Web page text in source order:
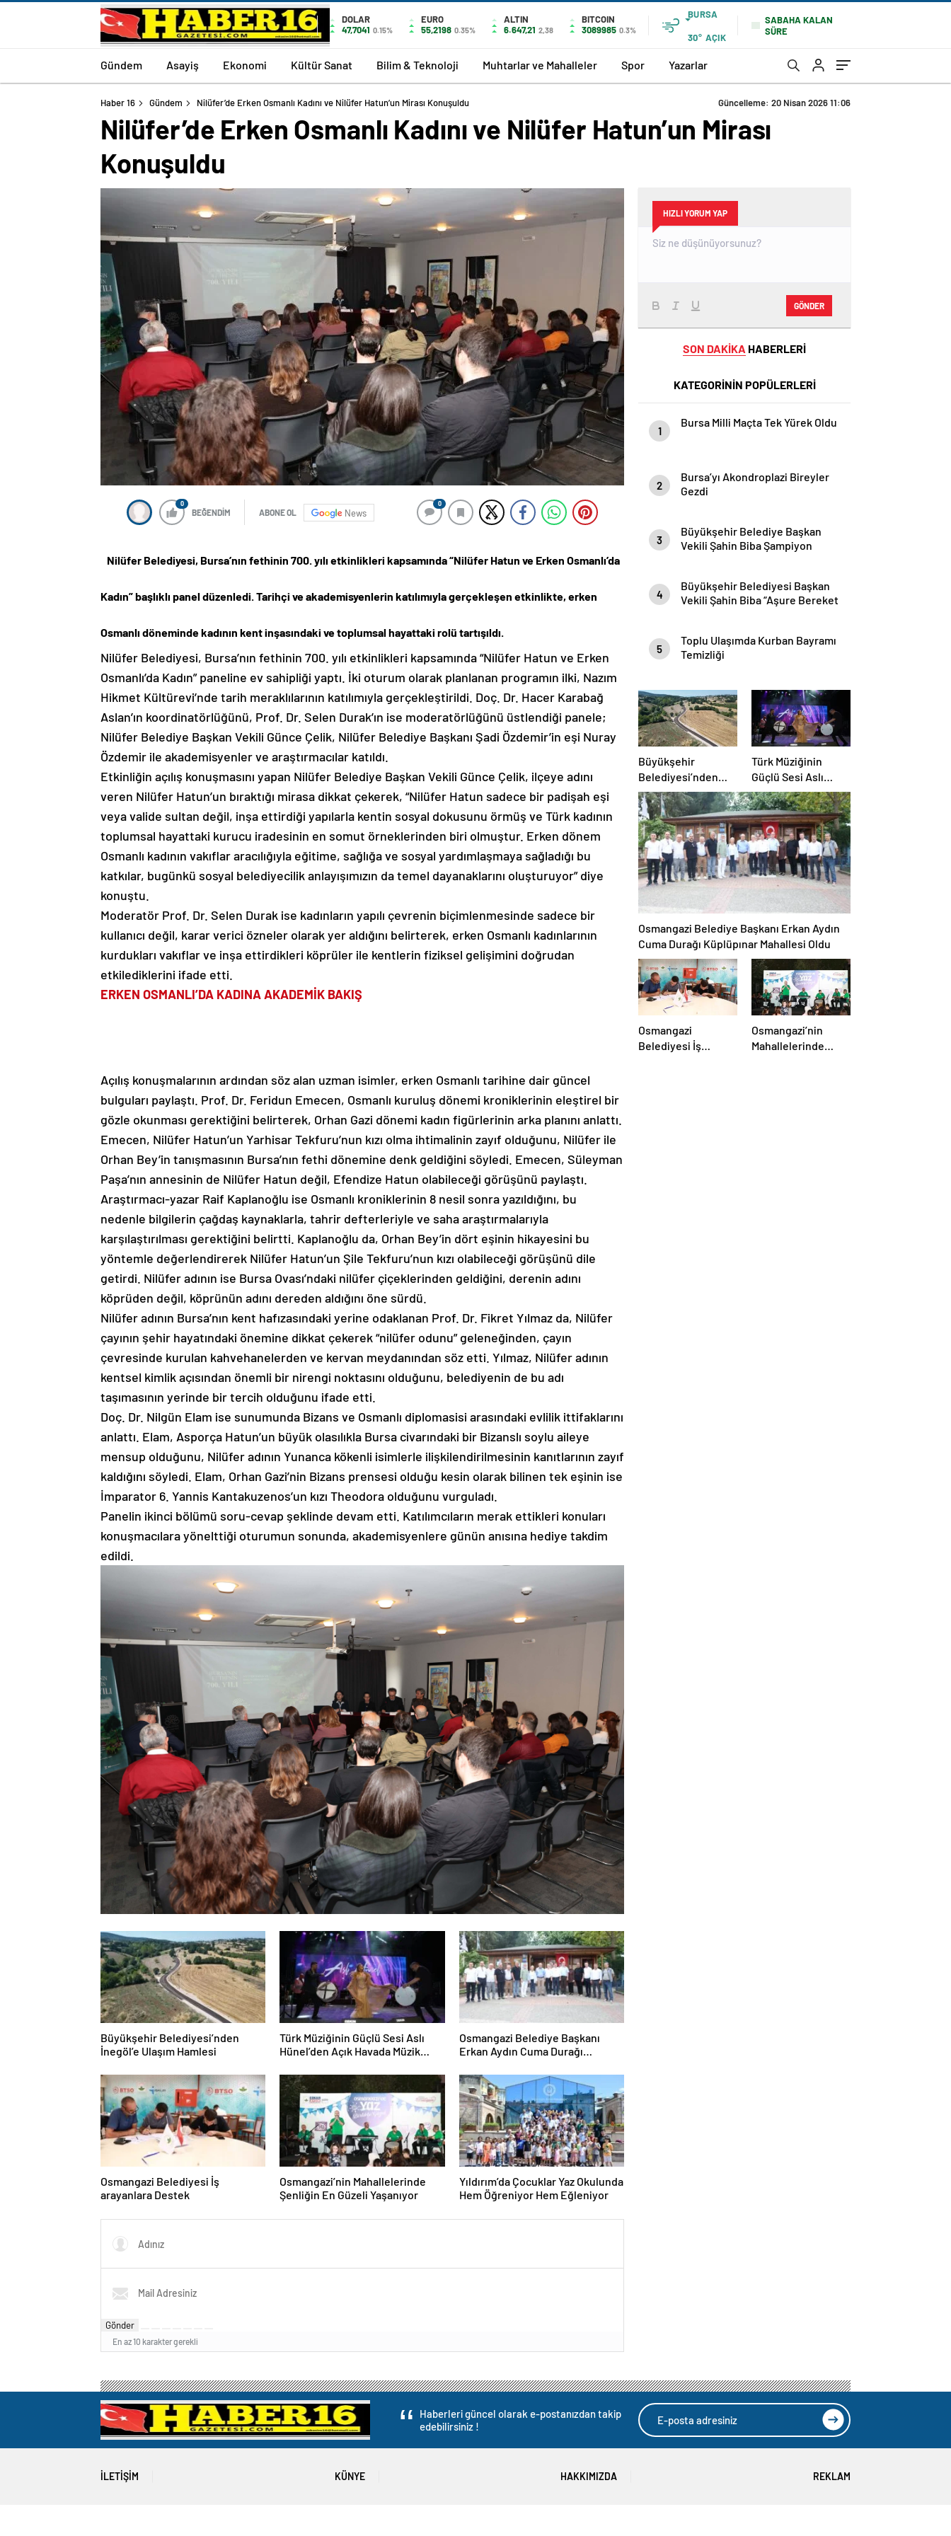
DOLAR
47,7041 0.15%
EURO
55,2198 0.35%
ALTIN
6.647,21 2,38
BITCOIN
3089985 0.3%
BURSA
30° AÇIK
SABAHA KALAN
SÜRE
Gündem Asayiş Ekonomi Kültür Sanat Bilim & Teknoloji Muhtarlar ve Mahalleler Spor Yazarlar
Haber 16 Gündem Nilüfer’de Erken Osmanlı Kadını ve Nilüfer Hatun’un Mirası Konuşuldu Güncelleme: 20 Nisan 2026 11:06
Nilüfer’de Erken Osmanlı Kadını ve Nilüfer Hatun’un Mirası
Konuşuldu
0
BEĞENDİM ABONE OL News
0
Nilüfer Belediyesi, Bursa’nın fethinin 700. yılı etkinlikleri kapsamında “Nilüfer Hatun ve Erken Osmanlı’da
Kadın” başlıklı panel düzenledi. Tarihçi ve akademisyenlerin katılımıyla gerçekleşen etkinlikte, erken
Osmanlı döneminde kadının kent inşasındaki ve toplumsal hayattaki rolü tartışıldı.
Nilüfer Belediyesi, Bursa’nın fethinin 700. yılı etkinlikleri kapsamında “Nilüfer Hatun ve Erken
Osmanlı’da Kadın” paneline ev sahipliği yaptı. İki oturum olarak planlanan programın ilki, Nazım
Hikmet Kültürevi’nde tarih meraklılarının katılımıyla gerçekleştirildi. Doç. Dr. Hacer Karabağ
Aslan’ın koordinatörlüğünü, Prof. Dr. Selen Durak’ın ise moderatörlüğünü üstlendiği panele;
Nilüfer Belediye Başkan Vekili Günce Çelik, Nilüfer Belediye Başkanı Şadi Özdemir’in eşi Nuray
Özdemir ile akademisyenler ve araştırmacılar katıldı.
Etkinliğin açılış konuşmasını yapan Nilüfer Belediye Başkan Vekili Günce Çelik, ilçeye adını
veren Nilüfer Hatun’un bıraktığı mirasa dikkat çekerek, “Nilüfer Hatun sadece bir padişah eşi
veya valide sultan değil, inşa ettirdiği yapılarla kentin sosyal dokusunu örmüş ve Türk kadının
toplumsal hayattaki kurucu iradesinin en somut örneklerinden biri olmuştur. Erken dönem
Osmanlı kadının vakıflar aracılığıyla eğitime, sağlığa ve sosyal yardımlaşmaya sağladığı bu
katkılar, bugünkü sosyal belediyecilik anlayışımızın da temel dayanaklarını oluşturuyor” diye
konuştu.
Moderatör Prof. Dr. Selen Durak ise kadınların yapılı çevrenin biçimlenmesinde sadece bir
kullanıcı değil, karar verici özneler olarak yer aldığını belirterek, erken Osmanlı kadınlarının
kurdukları vakıflar ve inşa ettirdikleri köprüler ile kentlerin fiziksel gelişimini doğrudan
etkilediklerini ifade etti.
ERKEN OSMANLI’DA KADINA AKADEMİK BAKIŞ
Açılış konuşmalarının ardından söz alan uzman isimler, erken Osmanlı tarihine dair güncel
bulguları paylaştı. Prof. Dr. Feridun Emecen, Osmanlı kuruluş dönemi kroniklerinin eleştirel bir
gözle okunması gerektiğini belirterek, Orhan Gazi dönemi kadın figürlerinin arka planını anlattı.
Emecen, Nilüfer Hatun’un Yarhisar Tekfuru’nun kızı olma ihtimalinin zayıf olduğunu, Nilüfer ile
Orhan Bey’in tanışmasının Bursa’nın fethi dönemine denk geldiğini söyledi. Emecen, Süleyman
Paşa’nın annesinin de Nilüfer Hatun değil, Efendize Hatun olabileceği görüşünü paylaştı.
Araştırmacı-yazar Raif Kaplanoğlu ise Osmanlı kroniklerinin 8 nesil sonra yazıldığını, bu
nedenle bilgilerin çağdaş kaynaklarla, tahrir defterleriyle ve saha araştırmalarıyla
karşılaştırılması gerektiğini belirtti. Kaplanoğlu da, Orhan Bey’in dört eşinin hikayesini bu
yöntemle değerlendirerek Nilüfer Hatun’un Şile Tekfuru’nun kızı olabileceği görüşünü dile
getirdi. Nilüfer adının ise Bursa Ovası’ndaki nilüfer çiçeklerinden geldiğini, derenin adını
köprüden değil, köprünün adını dereden aldığını öne sürdü.
Nilüfer adının Bursa’nın kent hafızasındaki yerine odaklanan Prof. Dr. Fikret Yılmaz da, Nilüfer
çayının şehir hayatındaki önemine dikkat çekerek “nilüfer odunu” geleneğinden, çayın
çevresinde kurulan kahvehanelerden ve kervan meydanından söz etti. Yılmaz, Nilüfer adının
kentsel kimlik açısından önemli bir nirengi noktasını olduğunu, belediyenin de bu adı
taşımasının yerinde bir tercih olduğunu ifade etti.
Doç. Dr. Nilgün Elam ise sunumunda Bizans ve Osmanlı diplomasisi arasındaki evlilik ittifaklarını
anlattı. Elam, Asporça Hatun’un büyük olasılıkla Bursa civarındaki bir Bizanslı soylu aileye
mensup olduğunu, Nilüfer adının Yunanca kökenli isimlerle ilişkilendirilmesinin kanıtlarının zayıf
kaldığını söyledi. Elam, Orhan Gazi’nin Bizans prensesi olduğu kesin olarak bilinen tek eşinin ise
İmparator 6. Yannis Kantakuzenos’un kızı Theodora olduğunu vurguladı.
Panelin ikinci bölümü soru-cevap şeklinde devam etti. Katılımcıların merak ettikleri konuları
konuşmacılara yönelttiği oturumun sonunda, akademisyenlere günün anısına hediye takdim
edildi.
Büyükşehir Belediyesi’nden
İnegöl’e Ulaşım Hamlesi
Türk Müziğinin Güçlü Sesi Aslı
Hünel’den Açık Havada Müzik
Osmangazi Belediye Başkanı
Erkan Aydın Cuma Durağı
Osmangazi Belediyesi İş
arayanlara Destek
Osmangazi’nin Mahallelerinde
Şenliğin En Güzeli Yaşanıyor
Yıldırım’da Çocuklar Yaz Okulunda
Hem Öğreniyor Hem Eğleniyor
Gönder
En az 10 karakter gerekli
HIZLI YORUM YAP
GÖNDER
SON DAKİKA HABERLERİ
KATEGORİNİN POPÜLERLERİ
1
Bursa Milli Maçta Tek Yürek Oldu
2
Bursa’yı Akondroplazi Bireyler
Gezdi
3
Büyükşehir Belediye Başkan
Vekili Şahin Biba Şampiyon
4
Büyükşehir Belediyesi Başkan
Vekili Şahin Biba “Aşure Bereket
5
Toplu Ulaşımda Kurban Bayramı
Temizliği
Büyükşehir
Belediyesi’nden
İnegöl’e Ulaşım
Hamlesi
Türk Müziğinin
Güçlü Sesi Aslı
Hünel’den Açık
Havada Müzik
Ziyafeti
Osmangazi Belediye Başkanı Erkan Aydın
Cuma Durağı Küplüpınar Mahallesi Oldu
Osmangazi
Belediyesi İş
Osmangazi’nin
Mahallelerinde
Haberleri güncel olarak e-postanızdan takip
edebilirsiniz !
İLETIŞIM KÜNYE HAKKIMIZDA REKLAM